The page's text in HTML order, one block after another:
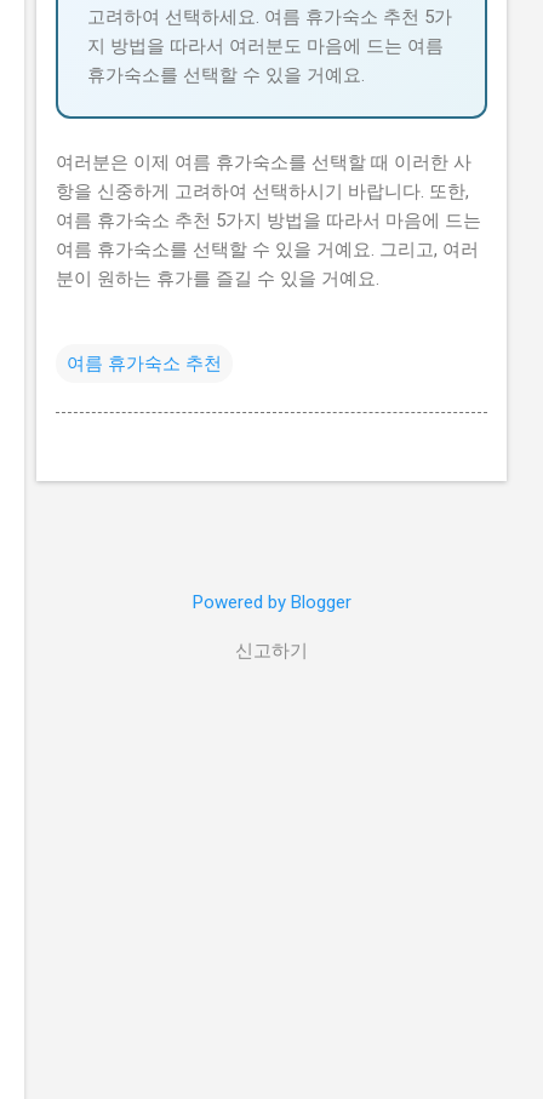
고려하여 선택하세요. 여름 휴가숙소 추천 5가
지 방법을 따라서 여러분도 마음에 드는 여름
휴가숙소를 선택할 수 있을 거예요.
여러분은 이제 여름 휴가숙소를 선택할 때 이러한 사
항을 신중하게 고려하여 선택하시기 바랍니다. 또한,
여름 휴가숙소 추천 5가지 방법을 따라서 마음에 드는
여름 휴가숙소를 선택할 수 있을 거예요. 그리고, 여러
분이 원하는 휴가를 즐길 수 있을 거예요.
여름 휴가숙소 추천
Powered by Blogger
신고하기